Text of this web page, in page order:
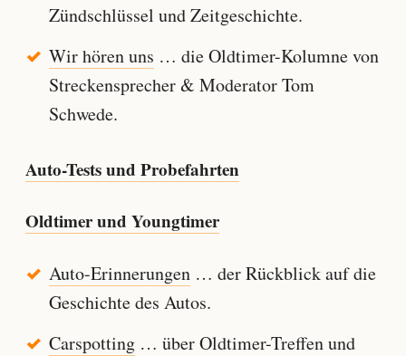
Zündschlüssel und Zeitgeschichte.
Wir hören uns … die Oldtimer-Kolumne von
Streckensprecher & Moderator Tom
Schwede.
Auto-Tests und Probefahrten
Oldtimer und Youngtimer
Auto-Erinnerungen… der Rückblick auf die
Geschichte des Autos.
Carspotting… über Oldtimer-Treffen und